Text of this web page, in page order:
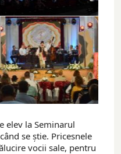
elev la Seminarul
se știe. Pricesnele
vocii sale, pentru